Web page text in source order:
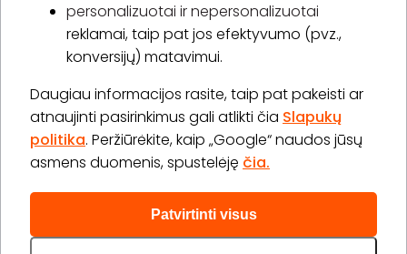
personalizuotai ir nepersonalizuotai
reklamai, taip pat jos efektyvumo (pvz.,
konversijų) matavimui.
Daugiau informacijos rasite, taip pat pakeisti ar
atnaujinti pasirinkimus gali atlikti čia Slapukų
politika. Peržiūrėkite, kaip „Google“ naudos jūsų
asmens duomenis, spustelėję čia.
Patvirtinti visus
Apie „BookitNow“
Informacija
„GERA DOVANA“ GRUPĖ
2026 © Visos teisės saugomos info@bookitnow.lt, +370